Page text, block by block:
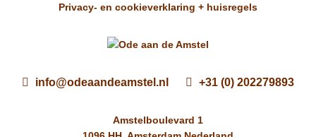
Privacy- en cookieverklaring + huisregels
info@odeaandeamstel.nl +31 (0) 202279893
Amstelboulevard 1